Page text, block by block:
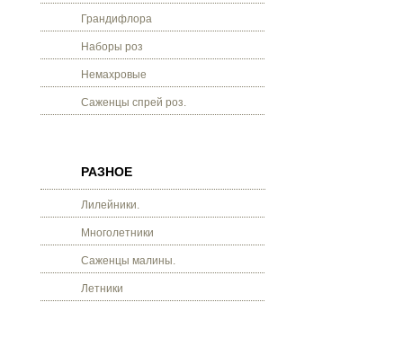
Грандифлора
Наборы роз
Немахровые
Саженцы спрей роз.
РАЗНОЕ
Лилейники.
Многолетники
Саженцы малины.
Летники